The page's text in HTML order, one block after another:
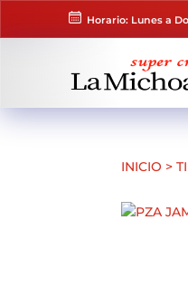
Horario: Lunes a
INICIO >